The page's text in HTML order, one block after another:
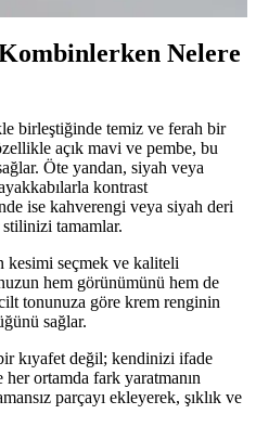
Nelere
birleştiğinde temiz ve ferah bir
açık mavi ve pembe, bu
Öte yandan, siyah veya
kontrast
ise kahverengi veya siyah deri
tamamlar.
kesimi seçmek ve kaliteli
hem görünümünü hem de
tonunuza göre krem renginin
sağlar.
kıyafet değil; kendinizi ifade
her ortamda fark yaratmanın
parçayı ekleyerek, şıklık ve